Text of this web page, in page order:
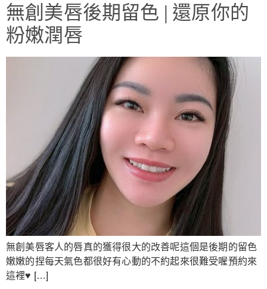
無創美唇後期留色 | 還原你的
粉嫩潤唇
無創美唇客人的唇真的獲得很大的改善呢這個是後期的留色
嫩嫩的捏每天氣色都很好有心動的不約起來很難受喔預約來
這裡♥ […]